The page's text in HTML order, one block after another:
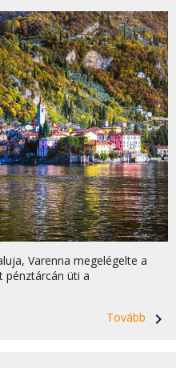
Varenna megelégelte a
pénztárcán üti a
Tovább
navigate_next